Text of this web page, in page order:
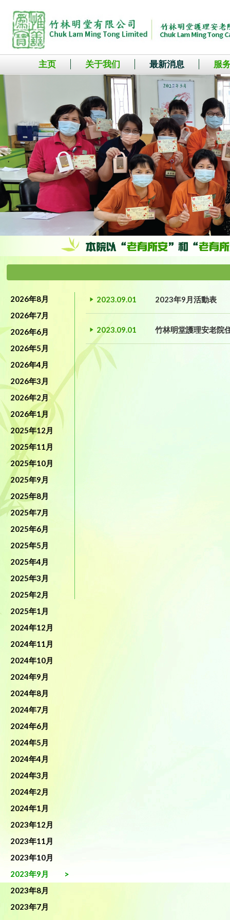
主页 关于我们 最新消息 服
2026年8月
2026年7月
2026年6月
2026年5月
2026年4月
2026年3月
2026年2月
2026年1月
2025年12月
2025年11月
2025年10月
2025年9月
2025年8月
2025年7月
2025年6月
2025年5月
2025年4月
2025年3月
2025年2月
2025年1月
2024年12月
2024年11月
2024年10月
2024年9月
2024年8月
2024年7月
2024年6月
2024年5月
2024年4月
2024年3月
2024年2月
2024年1月
2023年12月
2023年11月
2023年10月
2023年9月
2023年8月
2023年7月
2023.09.01 2023年9月活動表
2023.09.01 竹林明堂護理安老院